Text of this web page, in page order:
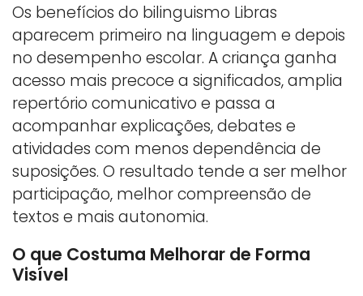
Os benefícios do bilinguismo Libras
aparecem primeiro na linguagem e depois
no desempenho escolar. A criança ganha
acesso mais precoce a significados, amplia
repertório comunicativo e passa a
acompanhar explicações, debates e
atividades com menos dependência de
suposições. O resultado tende a ser melhor
participação, melhor compreensão de
textos e mais autonomia.
O que Costuma Melhorar de Forma
Visível